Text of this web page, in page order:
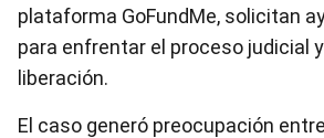
plataforma GoFundMe, solicitan
para enfrentar el proceso judicial
liberación.
El caso generó preocupación